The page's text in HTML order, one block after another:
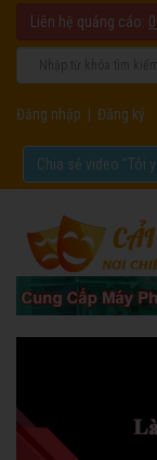
Liên hệ quảng cáo:
Đăng nhập Đăng ký
Chia sẻ video "Tôi